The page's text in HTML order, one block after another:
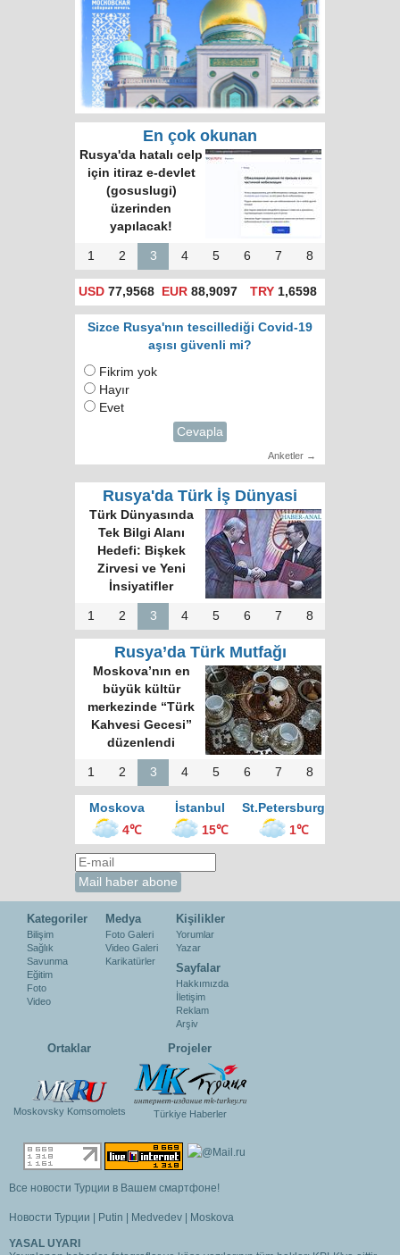
En çok okunan
Rusya'da hatalı celp
için itiraz e-devlet
(gosuslugi)
üzerinden
yapılacak!
1 2 3 4 5 6 7 8
USD 77,9568 EUR 88,9097 TRY1,6598
Sizce Rusya'nın tescillediği Covid-19
aşısı güvenli mi?
Fikrim yok
Hayır
Evet
Cevapla
Anketler →
Rusya'da Türk İş Dünyasi
Türk Dünyasında
Tek Bilgi Alanı
Hedefi: Bişkek
Zirvesi ve Yeni
İnsiyatifler
1 2 3 4 5 6 7 8
Rusya’da Türk Mutfağı
Moskova’nın en
büyük kültür
merkezinde “Türk
Kahvesi Gecesi”
düzenlendi
1 2 3 4 5 6 7 8
Moskova İstanbul
St.Petersburg
4℃
15℃ 1℃
Kategoriler
Bilişim
Sağlık
Savunma
Eğitim
Foto
Video
Medya
Foto Galeri
Video Galeri
Karikatürler
Kişilikler
Yorumlar
Yazar
Sayfalar
Hakkımızda
İletişim
Reklam
Arşiv
Ortaklar
Moskovsky Komsomolets
Projeler
Türkiye Haberler
Все новости Турции в Вашем смартфоне!
Новости Турции | Putin | Medvedev | Moskova
YASAL UYARI